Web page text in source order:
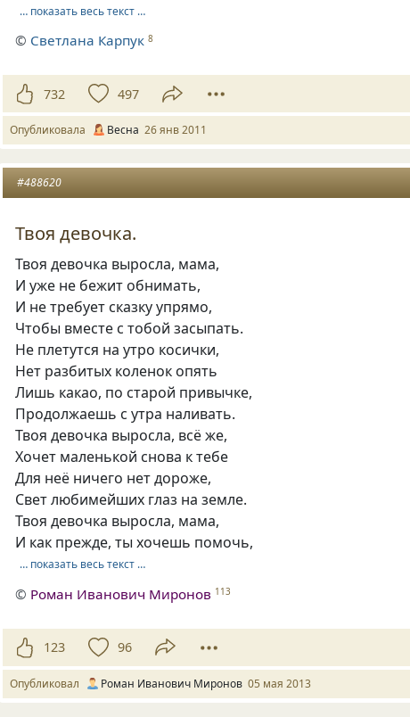
… показать весь текст …
© Светлана Карпук 8
732 497
Опубликовала Весна 26 янв 2011
#488620
Твоя девочка.
Твоя девочка выросла, мама,
И уже не бежит обнимать,
И не требует сказку упрямо,
Чтобы вместе с тобой засыпать.
Не плетутся на утро косички,
Нет разбитых коленок опять
Лишь какао, по старой привычке,
Продолжаешь с утра наливать.
Твоя девочка выросла, всё же,
Хочет маленькой снова к тебе
Для неё ничего нет дороже,
Свет любимейших глаз на земле.
Твоя девочка выросла, мама,
И как прежде, ты хочешь помочь,
… показать весь текст …
© Роман Иванович Миронов 113
123 96
Опубликовал Роман Иванович Миронов 05 мая 2013